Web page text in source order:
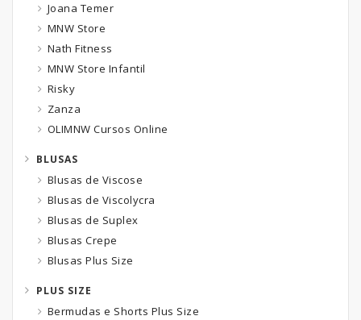
Joana Temer
MNW Store
Nath Fitness
MNW Store Infantil
Risky
Zanza
OLIMNW Cursos Online
BLUSAS
Blusas de Viscose
Blusas de Viscolycra
Blusas de Suplex
Blusas Crepe
Blusas Plus Size
PLUS SIZE
Bermudas e Shorts Plus Size